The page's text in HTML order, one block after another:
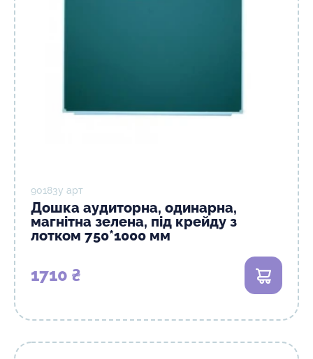
90183y арт
Дошка аудиторна, одинарна,
магнітна зелена, під крейду з
лотком 750*1000 мм
1710 ₴